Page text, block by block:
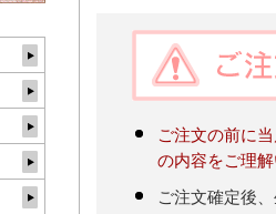
ご注文の前に
の内容をご理
ご注文確定後